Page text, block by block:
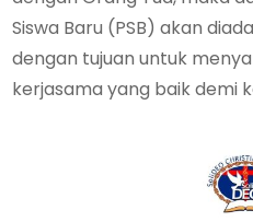
Siswa Baru (PSB) akan
dengan tujuan untuk
kerjasama yang baik demi